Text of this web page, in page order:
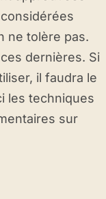
ne tolère pas.
dernières. Si
il faudra le
les techniques
sur